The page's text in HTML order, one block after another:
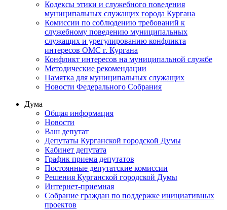
Кодексы этики и служебного поведения
муниципальных служащих города Кургана
Комиссии по соблюдению требований к
служебному поведению муниципальных
служащих и урегулированию конфликта
интересов ОМС г. Кургана
Конфликт интересов на муниципальной службе
Методические рекомендации
Памятка для муниципальных служащих
Новости Федерального Cобрания
Дума
Общая информация
Новости
Ваш депутат
Депутаты Курганской городской Думы
Кабинет депутата
График приема депутатов
Постоянные депутатские комиссии
Решения Курганской городской Думы
Интернет-приемная
Собрание граждан по поддержке инициативных
проектов